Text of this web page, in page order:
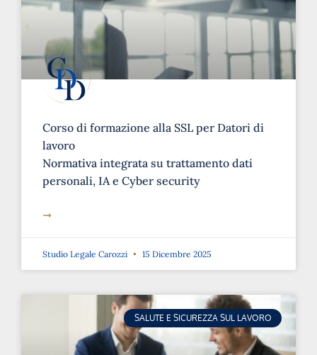
Corso di formazione alla SSL per Datori di
lavoro
Normativa integrata su trattamento dati
personali, IA e Cyber security
➞
Studio Legale Carozzi 15 Dicembre 2025
SALUTE E SICUREZZA SUL LAVORO